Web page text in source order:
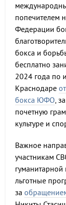
попечителем
Федерации
бокса и
бесплатно
2024 года по
Краснодаре
бокса ЮФО,
почетную
культуре и
Важное
участникам
льготные
за